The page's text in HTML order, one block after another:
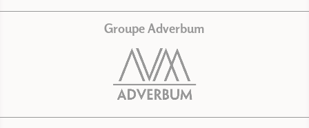
Groupe Adverbum